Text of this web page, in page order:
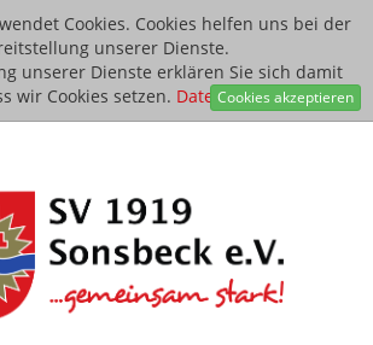
Cookies. Cookies helfen uns bei der
unserer Dienste.
unserer Dienste erklären Sie sich damit
wir Cookies setzen. Datenschutzerklärung
Cookies akzeptieren